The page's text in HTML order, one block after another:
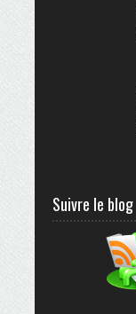
Suivre le blog